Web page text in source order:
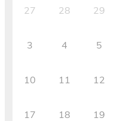
27 28 29
3 4 5
10 11 12
17 18 19